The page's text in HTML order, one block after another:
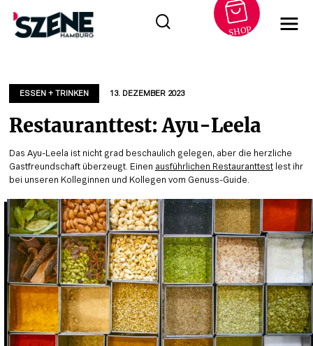
springen
SHOP
ESSEN + TRINKEN 13. DEZEMBER 2023
Restauranttest: Ayu-Leela
Das Ayu-Leela ist nicht grad beschaulich gelegen, aber die herzliche
Gastfreundschaft überzeugt. Einen ausführlichen Restauranttestlest ihr
bei unseren Kolleginnen und Kollegen vom Genuss-Guide.